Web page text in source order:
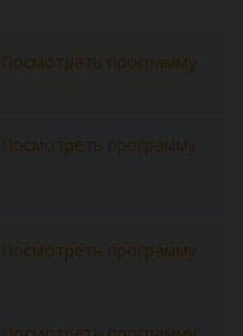
Посмотреть программу
Посмотреть программу
Посмотреть программу